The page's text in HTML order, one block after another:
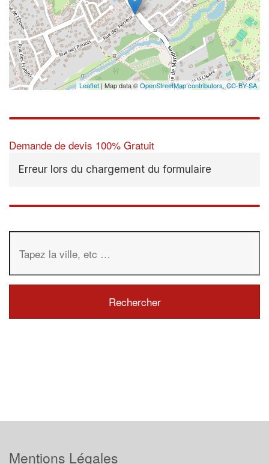
Leaflet | Map data ©OpenStreetMap contributors,CC-BY-SA
Demande de devis 100% Gratuit
Erreur lors du chargement du formulaire
Mentions Légales